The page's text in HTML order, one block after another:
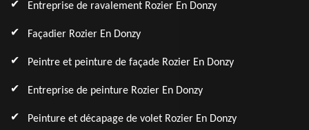
Entreprise de ravalement Rozier En Donzy
Façadier Rozier En Donzy
Peintre et peinture de façade Rozier En Donzy
Entreprise de peinture Rozier En Donzy
Peinture et décapage de volet Rozier En Donzy